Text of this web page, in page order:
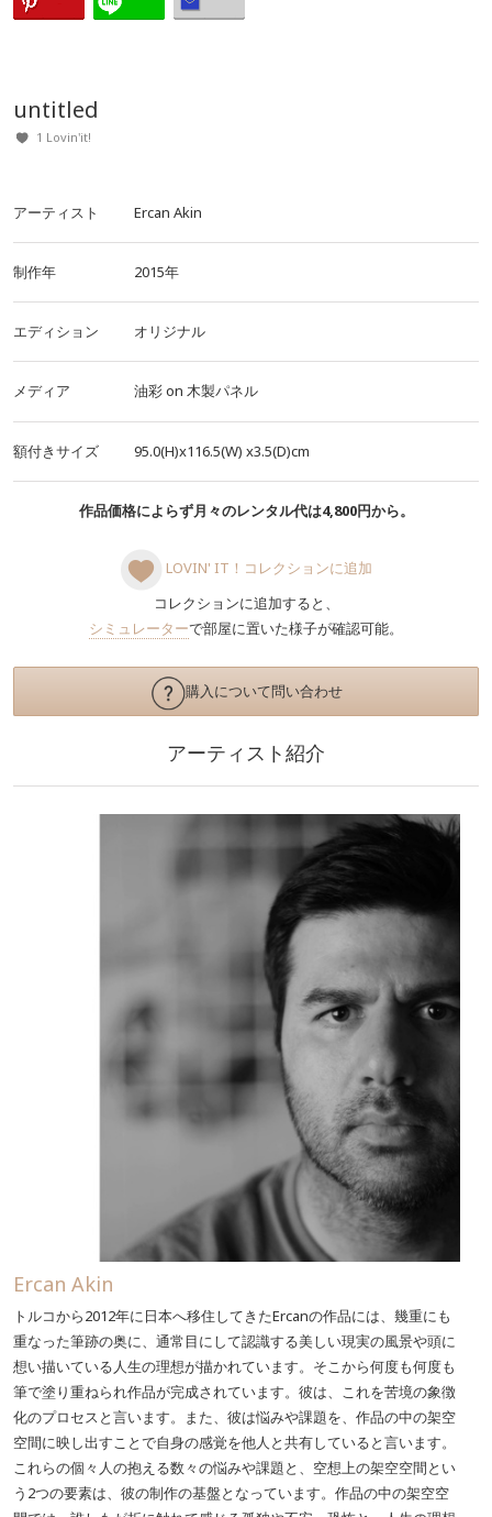
untitled
1 Lovin'it!
アーティスト Ercan Akin
制作年 2015年
エディション オリジナル
メディア 油彩on 木製パネル
額付きサイズ 95.0(H)x116.5(W) x3.5(D)cm
作品価格によらず月々のレンタル代は4,800円から。
LOVIN' IT！コレクションに追加
コレクションに追加すると、
シミュレーターで部屋に置いた様子が確認可能。
購入について問い合わせ
アーティスト紹介
Ercan Akin
トルコから2012年に日本へ移住してきたErcanの作品には、幾重にも
重なった筆跡の奥に、通常目にして認識する美しい現実の風景や頭に
想い描いている人生の理想が描かれています。そこから何度も何度も
筆で塗り重ねられ作品が完成されています。彼は、これを苦境の象徴
化のプロセスと言います。また、彼は悩みや課題を、作品の中の架空
空間に映し出すことで自身の感覚を他人と共有していると言います。
これらの個々人の抱える数々の悩みや課題と、空想上の架空空間とい
う2つの要素は、彼の制作の基盤となっています。作品の中の架空空